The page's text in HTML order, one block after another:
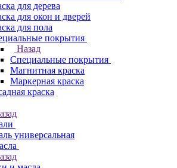
для дерева
для окон и дверей
для пола
покрытия
Назад
Специальные покрытия
Магнитная краска
Маркерная краска
краска
универсальная